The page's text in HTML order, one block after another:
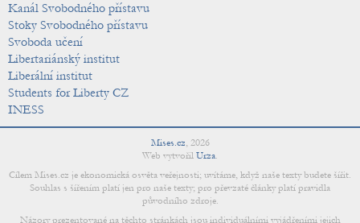
Kanál Svobodného přístavu
Stoky Svobodného přístavu
Svoboda učení
Libertariánský institut
Liberální institut
Students for Liberty CZ
INESS
Mises.cz, 2026
Web vytvořil Urza.
Cílem Mises.cz je ekonomická osvěta veřejnosti; uvítáme, když naše texty budete šířit.
Souhlas s šířením platí jen pro naše texty; pro převzaté články platí pravidla
původního zdroje.
Názory prezentované na těchto stránkách jsou individuálními vyjádřeními jejich